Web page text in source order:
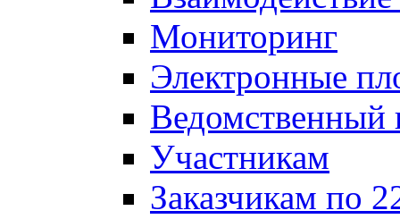
Мониторинг
Электронные
Ведомственный
Участникам
Заказчикам по